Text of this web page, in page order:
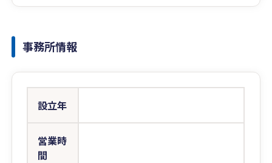
事務所情報
設立年
営業時
間